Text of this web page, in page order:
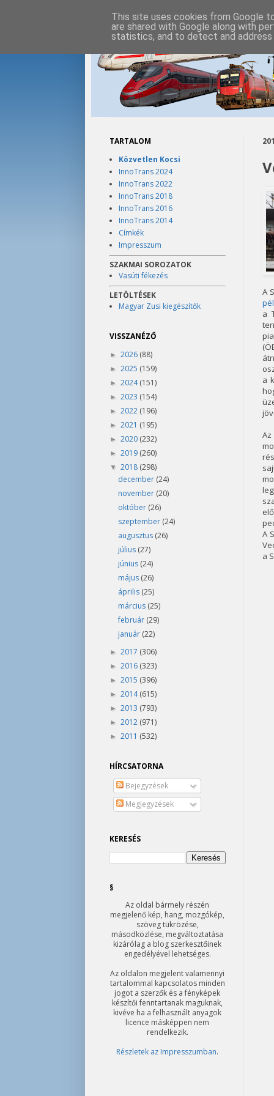
A
a
a
A
a
TARTALOM
Közvetlen Kocsi
InnoTrans 2024
InnoTrans 2022
InnoTrans 2018
InnoTrans 2016
InnoTrans 2014
Címkék
Impresszum
SZAKMAI SOROZATOK
Vasúti fékezés
LETÖLTÉSEK
Magyar Zusi kiegészítők
VISSZANÉZŐ
► 2026 (88)
► 2025 (159)
► 2024(151)
► 2023 (154)
► 2022 (196)
► 2021 (195)
► 2020 (232)
► 2019 (260)
▼ 2018 (298)
december (24)
november (20)
október (26)
szeptember (24)
augusztus (26)
július (27)
június (24)
május (26)
április (25)
március (25)
február (29)
január (22)
► 2017 (306)
► 2016 (323)
► 2015 (396)
► 2014(615)
► 2013 (793)
► 2012 (971)
► 2011 (532)
HÍRCSATORNA
Bejegyzések
Megjegyzések
KERESÉS
§
Az oldal bármely részén
megjelenő kép, hang, mozgókép,
szöveg tükrözése,
másodközlése, megváltoztatása
kizárólag a blog szerkesztőinek
engedélyével lehetséges.
Az oldalon megjelent valamennyi
tartalommal kapcsolatos minden
jogot a szerzők és a fényképek
készítői fenntartanak maguknak,
kivéve ha a felhasznált anyagok
licence másképpen nem
rendelkezik.
Részletek az Impresszumban.
This site uses cookies from Google
are shared with Google along with
statistics, and to detect and address